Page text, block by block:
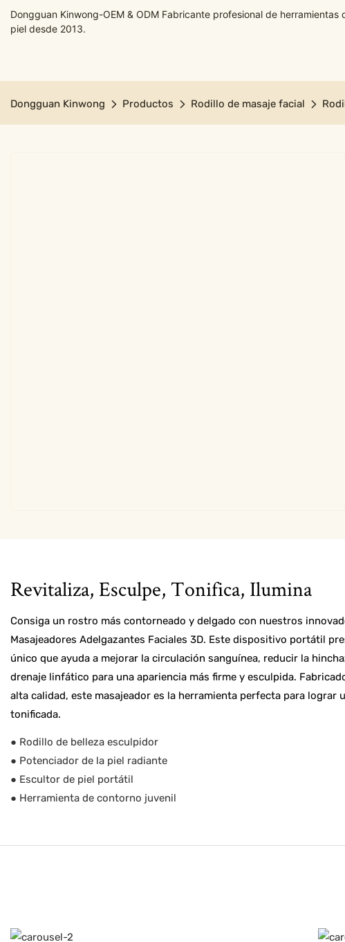
Dongguan Kinwong-OEM & ODM Fabricante profesional de
piel desde 2013.
Dongguan Kinwong Productos Rodillo de masaje facial
Revitaliza, Esculpe, Tonifica, Ilumina
Consiga un rostro más contorneado y delgado con nuestros
Masajeadores Adelgazantes Faciales 3D. Este dispositivo portátil
único que ayuda a mejorar la circulación sanguínea, reducir la
drenaje linfático para una apariencia más firme y esculpida.
alta calidad, este masajeador es la herramienta perfecta para lograr
tonificada.
● Rodillo de belleza esculpidor
● Potenciador de la piel radiante
● Escultor de piel portátil
● Herramienta de contorno juvenil